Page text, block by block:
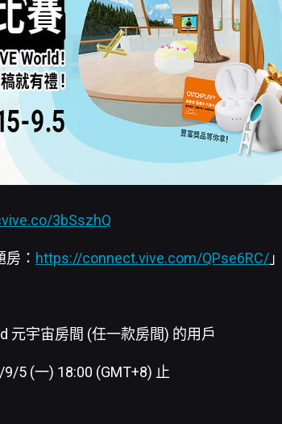
3bSszhQ
： https://connect.vive.com/QPse6RC/ 」
元宇宙房間 (任一款房間) 的用戶
5 (一) 18:00 (GMT+8) 止